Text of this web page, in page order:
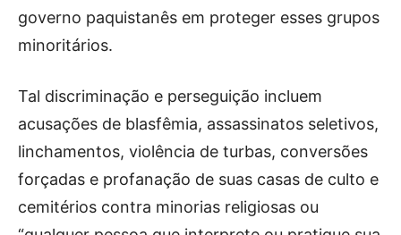
governo paquistanês em proteger esses grupos
minoritários.
Tal discriminação e perseguição incluem
acusações de blasfêmia, assassinatos seletivos,
linchamentos, violência de turbas, conversões
forçadas e profanação de suas casas de culto e
cemitérios contra minorias religiosas ou